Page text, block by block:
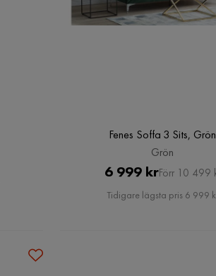
Fenes Soffa 3 Sits, Grön
Grön
Pris
6 999 krOriginal
Pris
Förr 10 499
Tidigare lägsta pris 6 999